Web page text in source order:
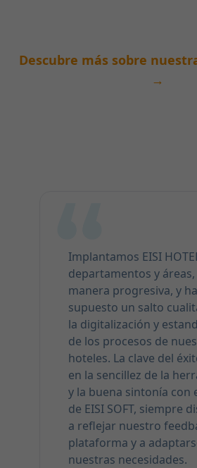
Descubre más sobre
→
Implantamos EISI
departamentos y áreas,
manera progresiva, y ha
supuesto un salto
la digitalización y
de los procesos de
hoteles. La clave del
en la sencillez de la
y la buena sintonía con
de EISI SOFT, siempre
a reflejar nuestro
plataforma y a
nuestras necesidades.